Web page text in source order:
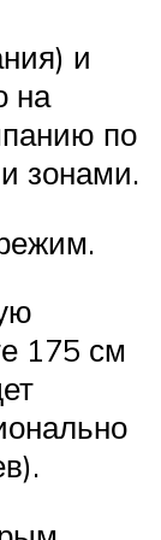
и
на
по
зонами.
175 см